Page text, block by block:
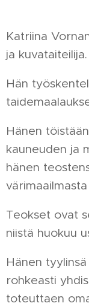
Katriina
ja kuvataiteilija.
Hän
Hänen
kauneuden ja
hänen
Teokset ovat
niistä huokuu
Hänen
rohkeasti
toteuttaen